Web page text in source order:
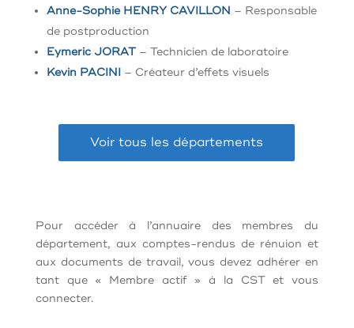
Anne-Sophie HENRY CAVILLON – Responsable
de postproduction
Eymeric JORAT – Technicien de laboratoire
Kevin PACINI – Créateur d’effets visuels
Voir tous les départements
Pour accéder à l’annuaire des membres du
département, aux comptes-rendus de rénuion et
aux documents de travail, vous devez adhérer en
tant que « Membre actif » à la CST et vous
connecter.